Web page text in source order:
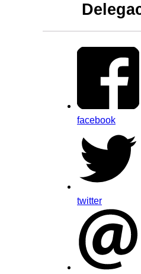
facebook
twitter